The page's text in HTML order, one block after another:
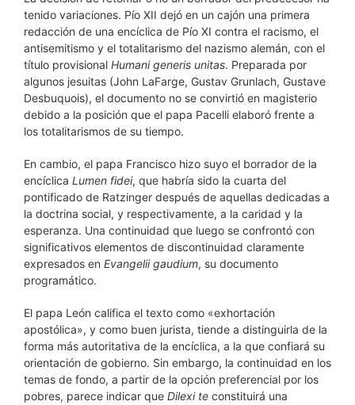
tenido variaciones. Pío XII dejó en un cajón una primera
redacción de una encíclica de Pío XI contra el racismo, el
antisemitismo y el totalitarismo del nazismo alemán, con el
título provisional Humani generis unitas. Preparada por
algunos jesuitas (John LaFarge, Gustav Grunlach, Gustave
Desbuquois), el documento no se convirtió en magisterio
debido a la posición que el papa Pacelli elaboró frente a
los totalitarismos de su tiempo.
En cambio, el papa Francisco hizo suyo el borrador de la
encíclica Lumen fidei, que habría sido la cuarta del
pontificado de Ratzinger después de aquellas dedicadas a
la doctrina social, y respectivamente, a la caridad y la
esperanza. Una continuidad que luego se confrontó con
significativos elementos de discontinuidad claramente
expresados en Evangelii gaudium, su documento
programático.
El papa León califica el texto como «exhortación
apostólica», y como buen jurista, tiende a distinguirla de la
forma más autoritativa de la encíclica, a la que confiará su
orientación de gobierno. Sin embargo, la continuidad en los
temas de fondo, a partir de la opción preferencial por los
pobres, parece indicar que Dilexi te constituirá una